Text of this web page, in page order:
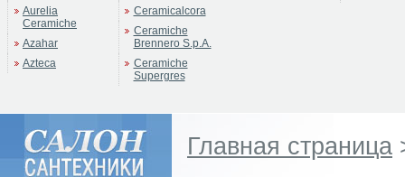
Aurelia
Ceramiche
Azahar
Azteca
Ceramicalcora
Ceramiche
Brennero S.p.A.
Ceramiche
Supergres
Главная страница